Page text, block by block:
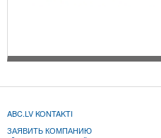
ABC.LV KONTAKTI
ЗАЯВИТЬ КОМПАНИЮ